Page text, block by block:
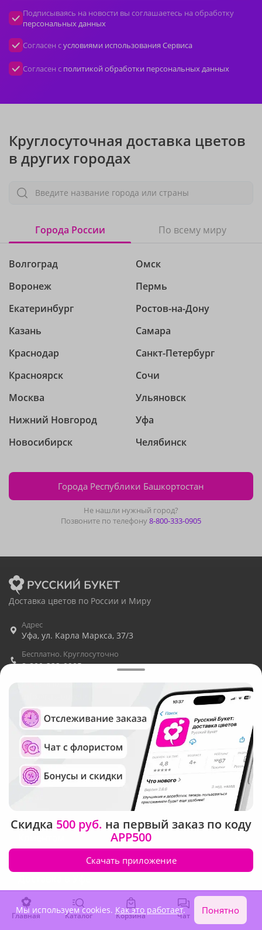
Подписываясь на новости вы соглашаетесь на обработку
персональных данных
Согласен сусловиями использования Сервиса
Согласен с политикой обработки персональных данных
Круглосуточная доставка цветов
в других городах
Введите название города или страны
Города России По всему миру
Волгоград
Воронеж
Екатеринбург
Казань
Краснодар
Красноярск
Москва
Нижний Новгород
Новосибирск
Омск
Пермь
Ростов-на-Дону
Самара
Санкт-Петербург
Сочи
Ульяновск
Уфа
Челябинск
Города Республики Башкортостан
Не нашли нужный город?
Позвоните по телефону8-800-333-0905
Доставка цветов по России и Миру
Адрес
Уфа, ул. Карла Маркса, 37/3
Бесплатно. Круглосуточно
8-800-333-0905
По любым вопросам
Главная Каталог Корзина Чат Войти
Скидка 500 руб. на первый заказ по коду
APP500
Скачать приложение
Мы используем cookies. Как это работает. Понятно